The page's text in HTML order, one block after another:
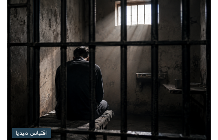
اقتباس ميديا